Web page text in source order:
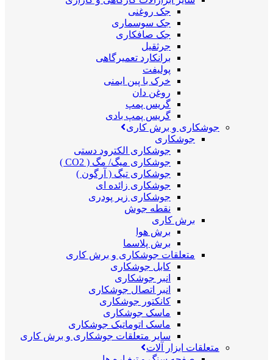
جک روغنی
جک سوسماری
جک صافکاری
جرثقیل
برانکارد تعمیرگاهی
پولیفت
خرک با پین ایمنی
روغن دان
گریس پمپ
گریس پمپ بادی
جوشکاری و برش کاری
جوشکاری
جوشکاری الکترود دستی
جوشکاری میگ/ مگ ( CO2 )
جوشکاری تیگ ( آرگون )
جوشکاری زائده ای
جوشکاری زیر پودری
نقطه جوش
برش کاری
برش هوا
برش پلاسما
متعلقات جوشکاری و برش کاری
کابل جوشکاری
انبر جوشکاری
انبر اتصال جوشکاری
کانکتور جوشکاری
ماسک جوشکاری
ماسک اتوماتیک جوشکاری
سایر متعلقات جوشکاری و برش کاری
متعلقات ابزار آلات